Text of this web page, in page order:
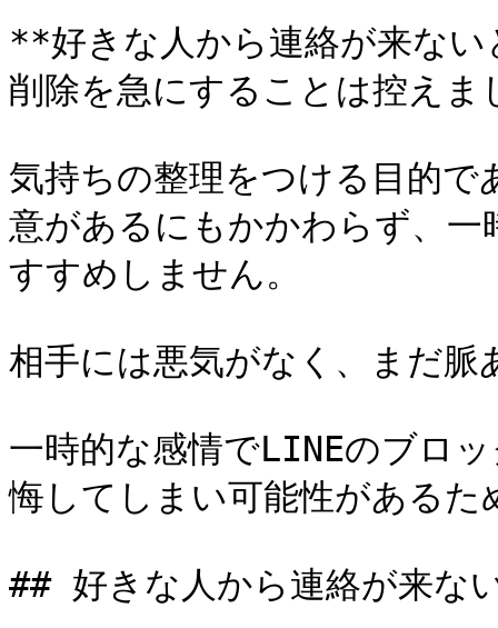
**好きな人から連絡が来な
削除を急にすることは控え
気持ちの整理をつける目的
意があるにもかかわらず、
すすめしません。
相手には悪気がなく、まだ
一時的な感情でLINEのブロ
悔してしまい可能性がある
## 好きな人から連絡が来な